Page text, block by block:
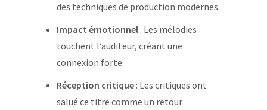
des techniques de production modernes.
Impact émotionnel: Les mélodies
touchent l’auditeur, créant une
connexion forte.
Réception critique: Les critiques ont
salué ce titre comme un retour